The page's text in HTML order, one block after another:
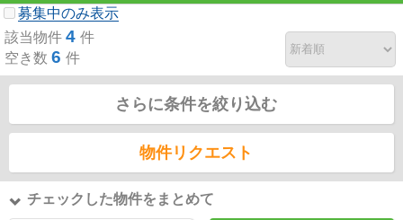
募集中のみ表示
該当物件 4 件
空き数 6 件
さらに条件を絞り込む
物件リクエスト
チェックした物件をまとめて